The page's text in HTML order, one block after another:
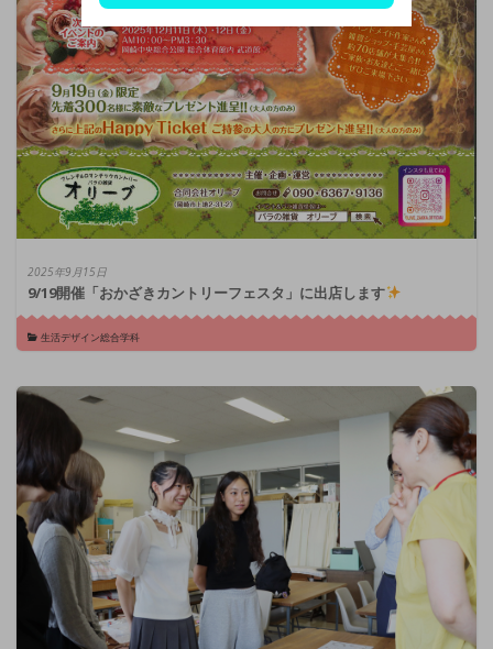
2025年9月15日
9/19開催「おかざきカントリーフェスタ」に出店します
生活デザイン総合学科